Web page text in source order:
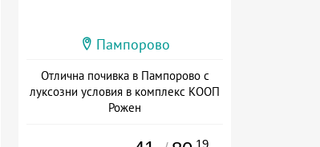
Пампорово
Отлична почивка в Пампорово с
луксозни условия в комплекс КООП
Рожен
.19